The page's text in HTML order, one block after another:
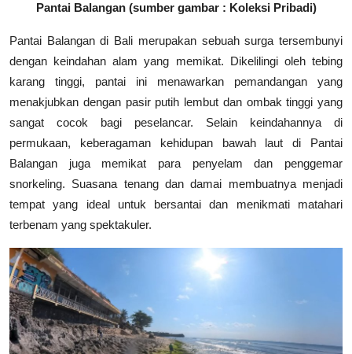
Pantai Balangan (sumber gambar : Koleksi Pribadi)
Pantai Balangan di Bali merupakan sebuah surga tersembunyi
dengan keindahan alam yang memikat. Dikelilingi oleh tebing
karang tinggi, pantai ini menawarkan pemandangan yang
menakjubkan dengan pasir putih lembut dan ombak tinggi yang
sangat cocok bagi peselancar. Selain keindahannya di
permukaan, keberagaman kehidupan bawah laut di Pantai
Balangan juga memikat para penyelam dan penggemar
snorkeling. Suasana tenang dan damai membuatnya menjadi
tempat yang ideal untuk bersantai dan menikmati matahari
terbenam yang spektakuler.